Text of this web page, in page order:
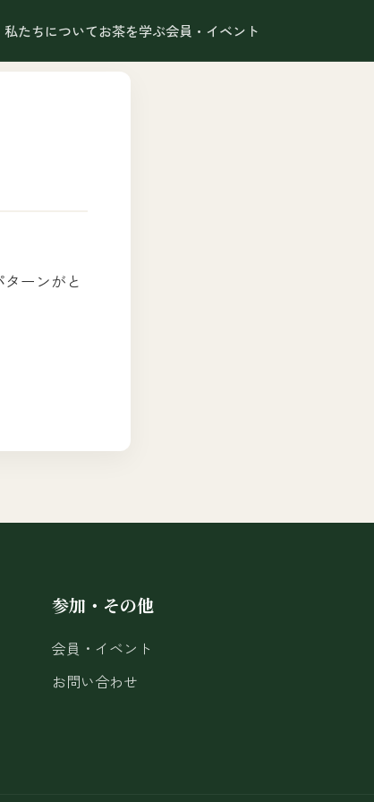
私たちについてお茶を学ぶ会員・イベント
ーンがと
参加・その他
会員・イベント
お問い合わせ